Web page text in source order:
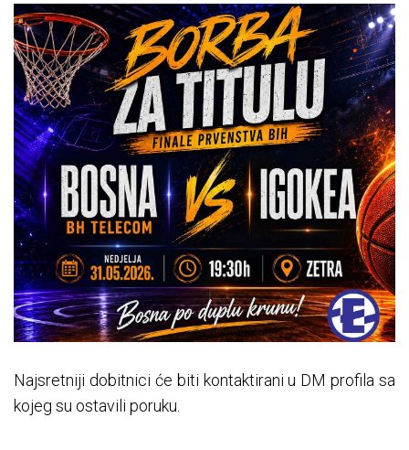
Najsretniji dobitnici će biti kontaktirani u DM profila sa
kojeg su ostavili poruku.